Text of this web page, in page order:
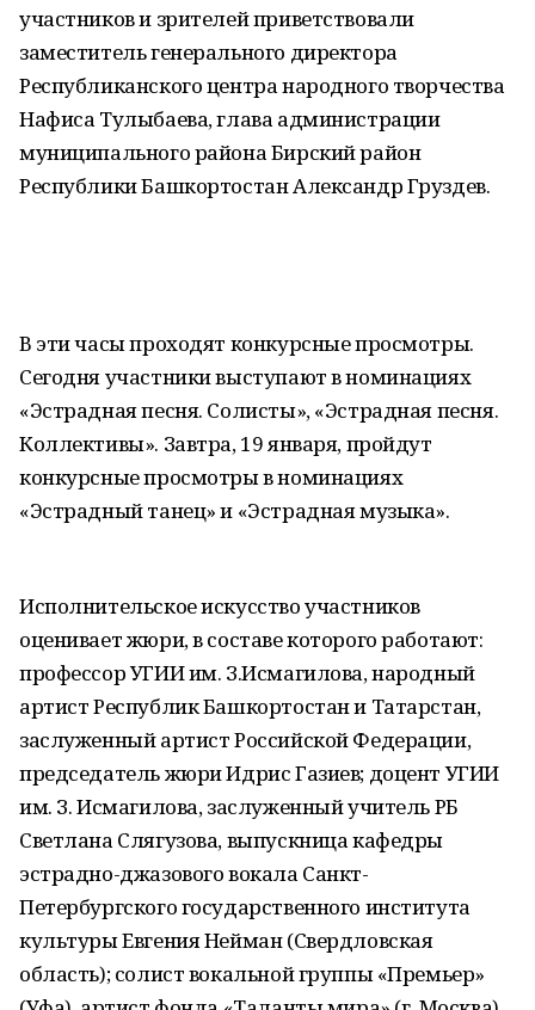
участников и зрителей приветствовали
заместитель генерального директора
Республиканского центра народного творчества
Нафиса Тулыбаева, глава администрации
муниципального района Бирский район
Республики Башкортостан Александр Груздев.
В эти часы проходят конкурсные просмотры.
Сегодня участники выступают в номинациях
«Эстрадная песня. Солисты», «Эстрадная песня.
Коллективы». Завтра, 19 января, пройдут
конкурсные просмотры в номинациях
«Эстрадный танец» и «Эстрадная музыка».
Исполнительское искусство участников
оценивает жюри, в составе которого работают:
профессор УГИИ им. З.Исмагилова, народный
артист Республик Башкортостан и Татарстан,
заслуженный артист Российской Федерации,
председатель жюри Идрис Газиев; доцент УГИИ
им. З. Исмагилова, заслуженный учитель РБ
Светлана Слягузова, выпускница кафедры
эстрадно-джазового вокала Санкт-
Петербургского государственного института
культуры Евгения Нейман (Свердловская
область); солист вокальной группы «Премьер»